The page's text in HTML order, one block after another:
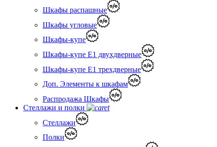
Шкафы распашные
Шкафы угловые
Шкафы-купе
Шкафы-купе Е1 двухдверные
Шкафы-купе Е1 трехдверные
Доп. Элементы к шкафам
Распродажа Шкафы
Стеллажи и полки
Стеллажи
Полки